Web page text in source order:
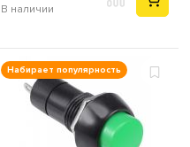
В наличии
Набирает популярность